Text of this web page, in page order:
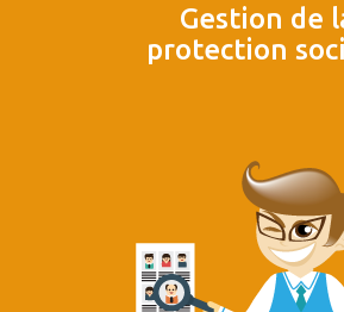
Gestion de
protection